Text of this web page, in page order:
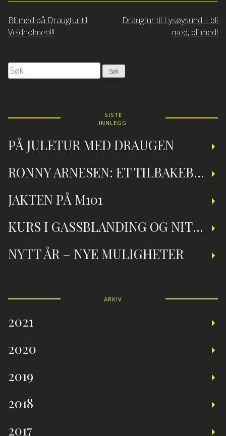
Innleggsnavigasjon
Bli med på Draugtur til
Veidholmen!!!
Draugtur til Lysøysund – bli
med, bli med!
Søk
etter:
SISTE
INNLEGG
PÅ JULETUR MED DRAUGEN
RONNY ARNESEN: ET TILBAKEBLIKK PÅ TEKNISK DYKKING
JAKTEN PÅ M101
KURS I GASSBLANDING OG NITROXDYKKING
NYTT ÅR – NYE MULIGHETER
ARKIV
2021
2020
2019
2018
2017